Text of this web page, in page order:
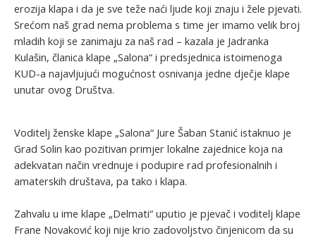
erozija klapa i da je sve teže naći ljude koji znaju i žele pjevati.
Srećom naš grad nema problema s time jer imamo velik broj
mladih koji se zanimaju za naš rad – kazala je Jadranka
Kulašin, članica klape „Salona“ i predsjednica istoimenoga
KUD-a najavljujući mogućnost osnivanja jedne dječje klape
unutar ovog Društva.
Voditelj ženske klape „Salona“ Jure Šaban Stanić istaknuo je
Grad Solin kao pozitivan primjer lokalne zajednice koja na
adekvatan način vrednuje i podupire rad profesionalnih i
amaterskih društava, pa tako i klapa.
Zahvalu u ime klape „Delmati“ uputio je pjevač i voditelj klape
Frane Novaković koji nije krio zadovoljstvo činjenicom da su